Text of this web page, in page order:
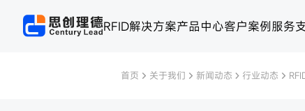
RFID解决方案产品中心客户案例服务
首页 关于我们 新闻动态 行业动态